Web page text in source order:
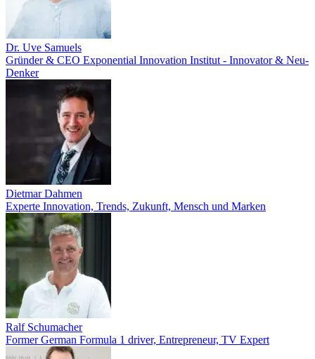
Dr. Uve Samuels
Gründer & CEO Exponential Innovation Institut - Innovator & Neu-
Denker
Dietmar Dahmen
Experte Innovation, Trends, Zukunft, Mensch und Marken
Ralf Schumacher
Former German Formula 1 driver, Entrepreneur, TV Expert